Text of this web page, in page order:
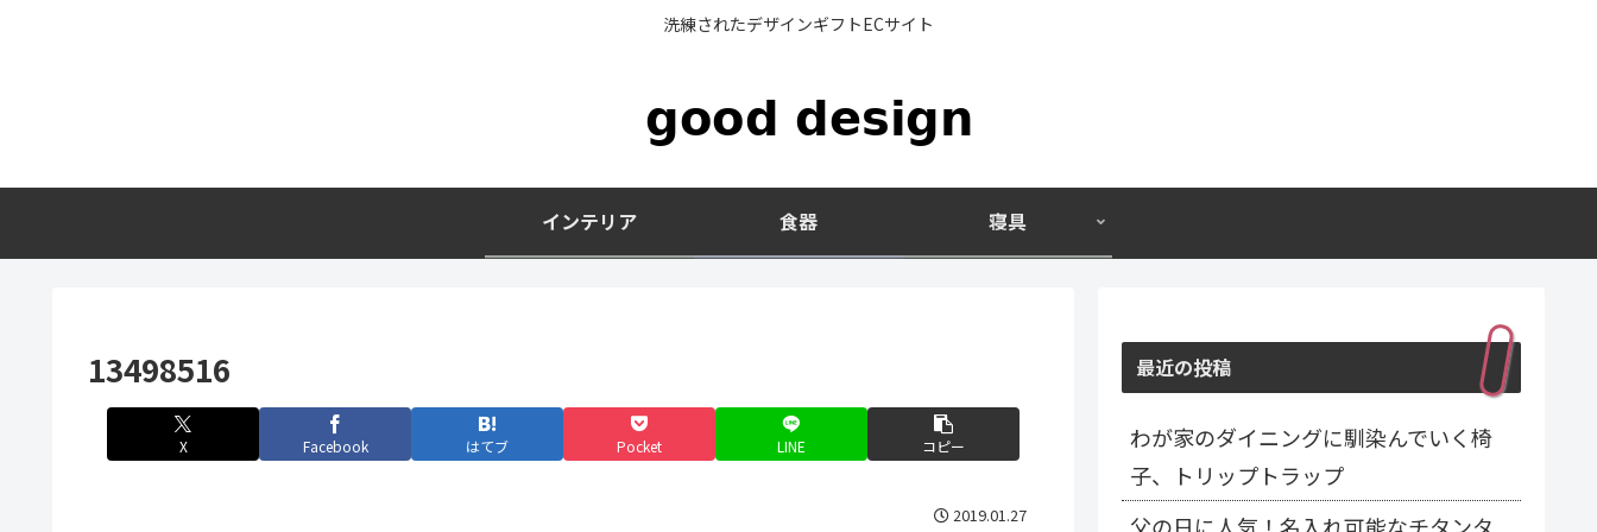
洗練されたデザインギフトECサイト
インテリア 食器 寝具
13498516
X Facebook はてブ Pocket LINE コピー
2019.01.27
最近の投稿
わが家のダイニングに馴染んでいく椅
子、トリップトラップ
父の日に人気！名入れ可能なチタンタ